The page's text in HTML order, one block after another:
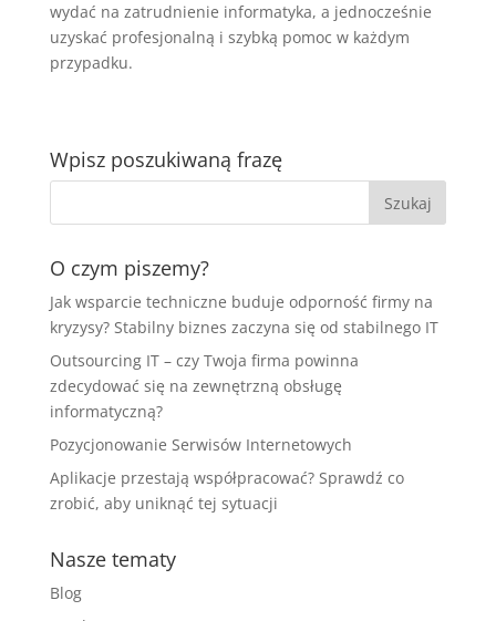
wydać na zatrudnienie informatyka, a jednocześnie
uzyskać profesjonalną i szybką pomoc w każdym
przypadku.
Wpisz poszukiwaną frazę
O czym piszemy?
Jak wsparcie techniczne buduje odporność firmy na
kryzysy? Stabilny biznes zaczyna się od stabilnego IT
Outsourcing IT – czy Twoja firma powinna
zdecydować się na zewnętrzną obsługę
informatyczną?
Pozycjonowanie Serwisów Internetowych
Aplikacje przestają współpracować? Sprawdź co
zrobić, aby uniknąć tej sytuacji
Nasze tematy
Blog